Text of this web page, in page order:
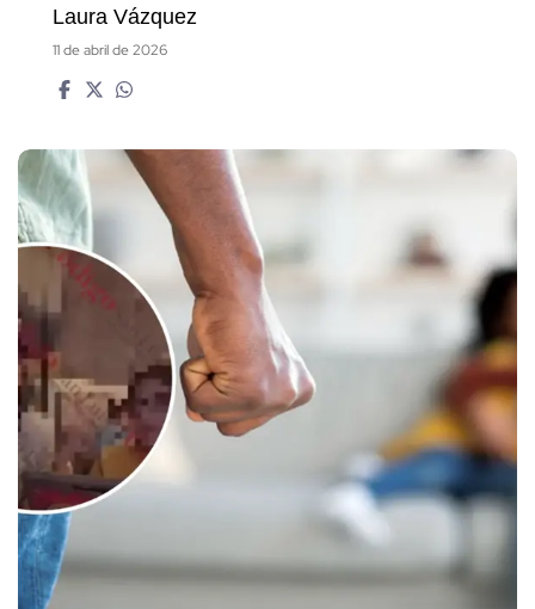
Laura Vázquez
11 de abril de 2026